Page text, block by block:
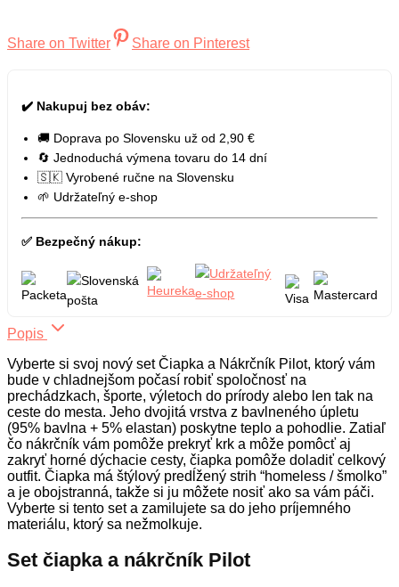
Share on Twitter Share on Pinterest
✔️ Nakupuj bez obáv:
🚚 Doprava po Slovensku už od 2,90 €
🔄 Jednoduchá výmena tovaru do 14 dní
🇸🇰 Vyrobené ručne na Slovensku
🌱 Udržateľný e-shop
✅ Bezpečný nákup:
Popis
Vyberte si svoj nový set Čiapka a Nákrčník Pilot, ktorý vám
bude v chladnejšom počasí robiť spoločnosť na
prechádzkach, športe, výletoch do prírody alebo len tak na
ceste do mesta. Jeho dvojitá vrstva z bavlneného úpletu
(95% bavlna + 5% elastan) poskytne teplo a pohodlie. Zatiaľ
čo nákrčník vám pomôže prekryť krk a môže pomôcť aj
zakryť horné dýchacie cesty, čiapka pomôže doladiť celkový
outfit. Čiapka má štýlový predĺžený strih “homeless / šmolko”
a je obojstranná, takže si ju môžete nosiť ako sa vám páči.
Vyberte si tento set a zamilujete sa do jeho príjemného
materiálu, ktorý sa nežmolkuje.
Set čiapka a nákrčník Pilot